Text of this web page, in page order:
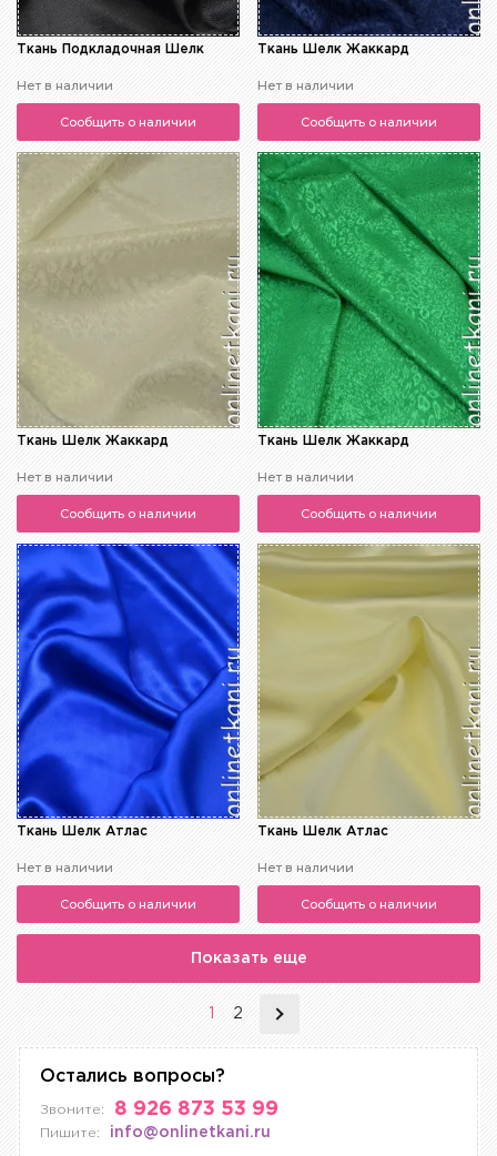
Ткань Подкладочная Шелк
Нет в наличии
Сообщить о наличии
Ткань Шелк Жаккард
Нет в наличии
Сообщить о наличии
Ткань Шелк Жаккард
Нет в наличии
Сообщить о наличии
Ткань Шелк Жаккард
Нет в наличии
Сообщить о наличии
Ткань Шелк Атлас
Нет в наличии
Сообщить о наличии
Ткань Шелк Атлас
Нет в наличии
Сообщить о наличии
Показать еще
2
Остались вопросы?
Звоните: 8 926 873 53 99
Пишите: info@onlinetkani.ru